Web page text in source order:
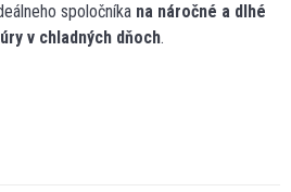
spoločníka na náročné a dlhé
v chladných dňoch.